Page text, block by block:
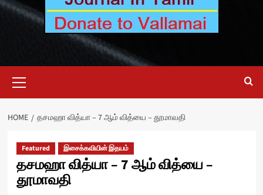
Menu
HOME தசமஹா வித்யா – 7 ஆம் வித்யை – தூமாவதி
Featured இசைக்கவியின் இதயம்
தசமஹா வித்யா – 7 ஆம் வித்யை –
தூமாவதி